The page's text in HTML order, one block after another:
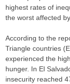
highest rates of
the worst affected
According to the
Triangle countries
experienced the
hunger. In El
insecurity reached